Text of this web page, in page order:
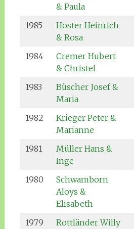
& Paula
1985
Hoster Heinrich
& Rosa
1984
Cremer Hubert
& Christel
1983
Büscher Josef &
Maria
1982
Krieger Peter &
Marianne
1981
Müller Hans &
Inge
1980
Schwamborn
Aloys &
Elisabeth
1979
Rottländer Willy